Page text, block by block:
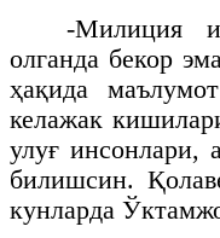
-Милиция
олганда бекор
ҳақида
келажак
улуғ инсонлари,
билишсин.
кунларда